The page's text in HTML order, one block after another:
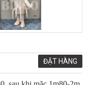
ĐẶT HÀNG